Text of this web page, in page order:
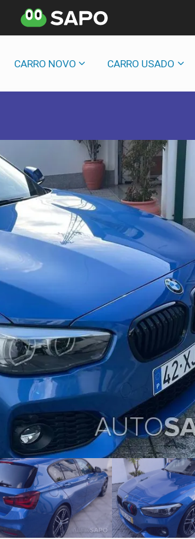
CARRO NOVO CARRO USADO